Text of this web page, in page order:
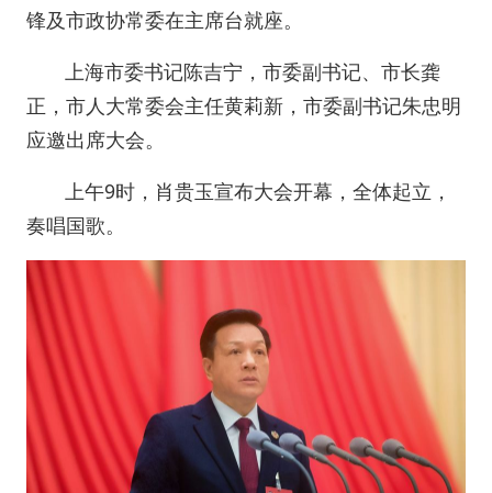
锋及市政协常委在主席台就座。
上海市委书记陈吉宁，市委副书记、市长龚
正，市人大常委会主任黄莉新，市委副书记朱忠明
应邀出席大会。
上午9时，肖贵玉宣布大会开幕，全体起立，
奏唱国歌。